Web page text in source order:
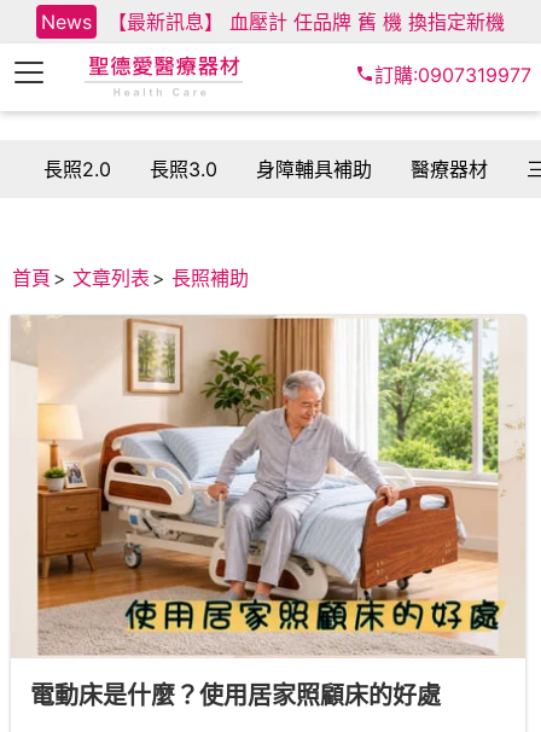
News 【最新訊息】 血壓計 任品牌 舊 機 換指定新機
訂購:0907319977
長照2.0 長照3.0 身障輔具補助 醫療器材
首頁 文章列表 長照補助
電動床是什麼？使用居家照顧床的好處